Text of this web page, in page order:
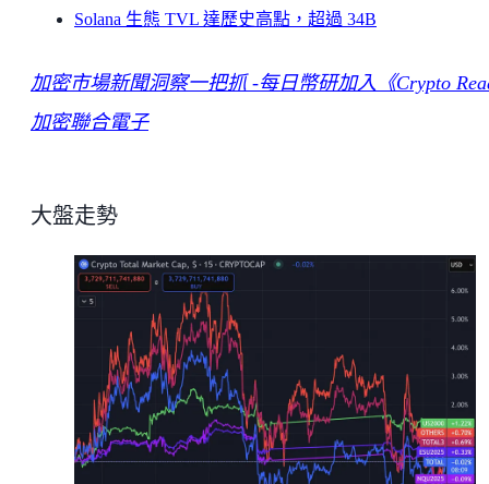
Solana 生態 TVL 達歷史高點，超過 34B
加密市場新聞洞察一把抓 -每日幣研加入《Crypto
加密聯合電子
大盤走勢